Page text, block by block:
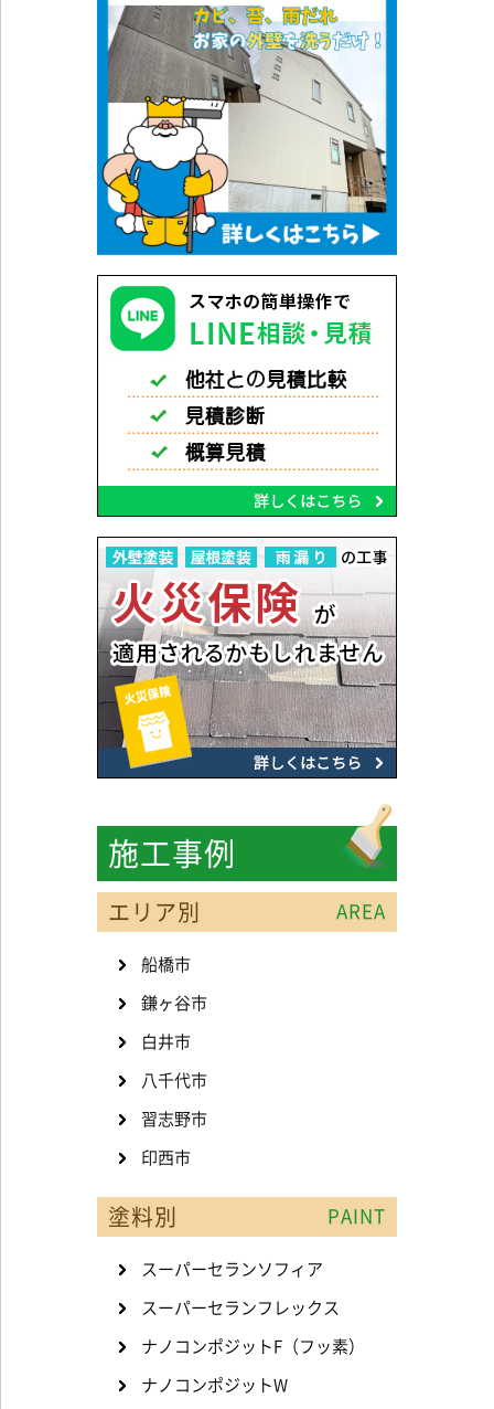
施工事例
エリア別 AREA
船橋市
鎌ヶ谷市
白井市
八千代市
習志野市
印西市
塗料別 PAINT
スーパーセランソフィア
スーパーセランフレックス
ナノコンポジットF（フッ素）
ナノコンポジットW